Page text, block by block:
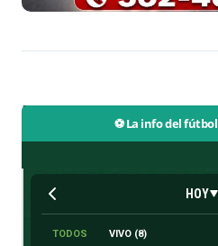
⚽ La info del fútbol